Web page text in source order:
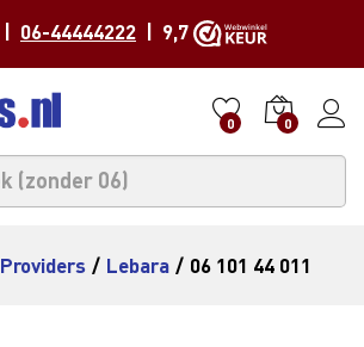
06-44444222 | 9,7
0 0
Providers / Lebara / 06 101 44 011